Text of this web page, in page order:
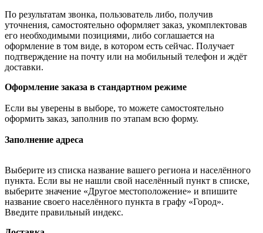
По результатам звонка, пользователь либо, получив
уточнения, самостоятельно оформляет заказ, укомплектовав
его необходимыми позициями, либо соглашается на
оформление в том виде, в котором есть сейчас. Получает
подтверждение на почту или на мобильный телефон и ждёт
доставки.
Оформление заказа в стандартном режиме
Если вы уверены в выборе, то можете самостоятельно
оформить заказ, заполнив по этапам всю форму.
Заполнение адреса
Выберите из списка название вашего региона и населённого
пункта. Если вы не нашли свой населённый пункт в списке,
выберите значение «Другое местоположение» и впишите
название своего населённого пункта в графу «Город».
Введите правильный индекс.